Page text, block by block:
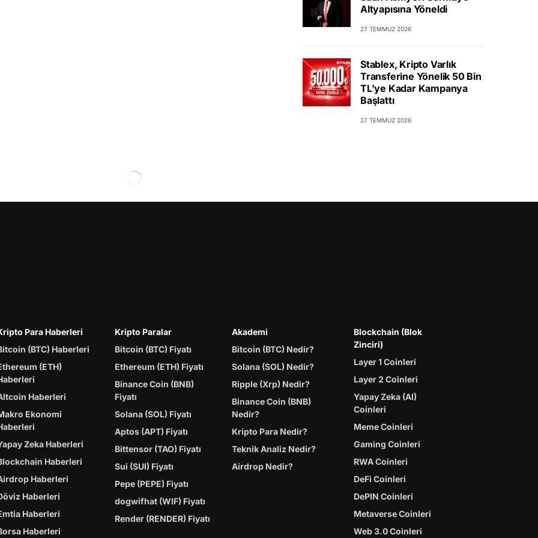
Altyapısına Yöneldi
27 TEMMUZ 2026
Stablex, Kripto Varlık
Transferine Yönelik 50 Bin
TL’ye Kadar Kampanya
Başlattı
27 TEMMUZ 2026
Para Haberleri
(BTC) Haberleri
(ETH)
Haberleri
Ekonomi
Zeka Haberleri
Haberleri
Haberleri
Haberleri
Haberleri
Haberleri
Kripto Paralar
Bitcoin (BTC) Fiyatı
Ethereum (ETH) Fiyatı
Binance Coin (BNB)
Fiyatı
Solana (SOL) Fiyatı
Aptos (APT) Fiyatı
Bittensor (TAO) Fiyatı
Sui (SUI) Fiyatı
Pepe (PEPE) Fiyatı
dogwifhat (WIF) Fiyatı
Render (RENDER) Fiyatı
Akademi
Bitcoin (BTC) Nedir?
Solana (SOL) Nedir?
Ripple (Xrp) Nedir?
Binance Coin (BNB)
Nedir?
Kripto Para Nedir?
Teknik Analiz Nedir?
Airdrop Nedir?
Blockchain (Blok
Zinciri)
Layer 1 Coinleri
Layer 2 Coinleri
Yapay Zeka (AI)
Coinleri
Meme Coinleri
Gaming Coinleri
RWA Coinleri
DeFi Coinleri
DePIN Coinleri
Metaverse Coinleri
Web 3.0 Coinleri